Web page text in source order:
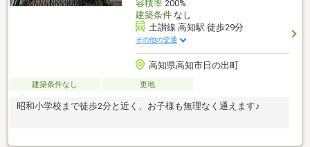
容積率200%
建築条件なし
土讃線 高知駅 徒歩29分
その他の交通
高知県高知市日の出町
建築条件なし 更地
昭和小学校まで徒歩2分と近く、お子様も無理なく通えます♪